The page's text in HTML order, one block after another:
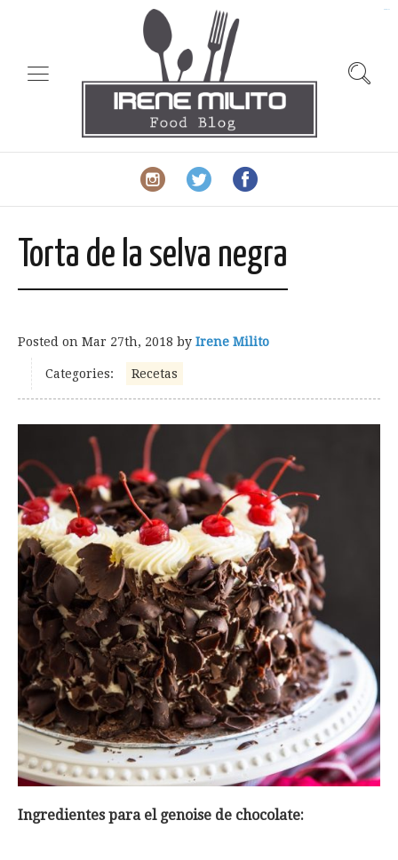
Torta de la selva negra
Posted on Mar 27th, 2018 by Irene Milito
Categories: Recetas
Ingredientes para el genoise de chocolate: